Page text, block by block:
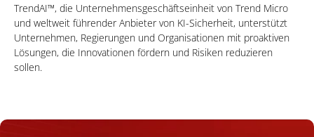
TrendAI™, die Unternehmensgeschäftseinheit von Trend Micro
und weltweit führender Anbieter von KI-Sicherheit, unterstützt
Unternehmen, Regierungen und Organisationen mit proaktiven
Lösungen, die Innovationen fördern und Risiken reduzieren
sollen.